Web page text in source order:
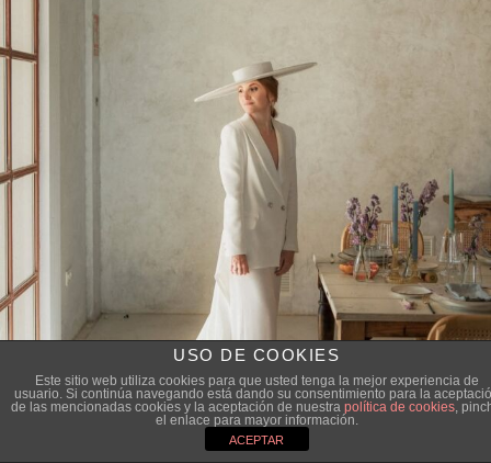
¡Sígueme en Instagram!
USO DE COOKIES
Este sitio web utiliza cookies para que usted tenga la mejor experiencia de
usuario. Si continúa navegando está dando su consentimiento para la
de las mencionadas cookies y la aceptación de nuestra política de cookies,
el enlace para mayor información.
ACEPTAR